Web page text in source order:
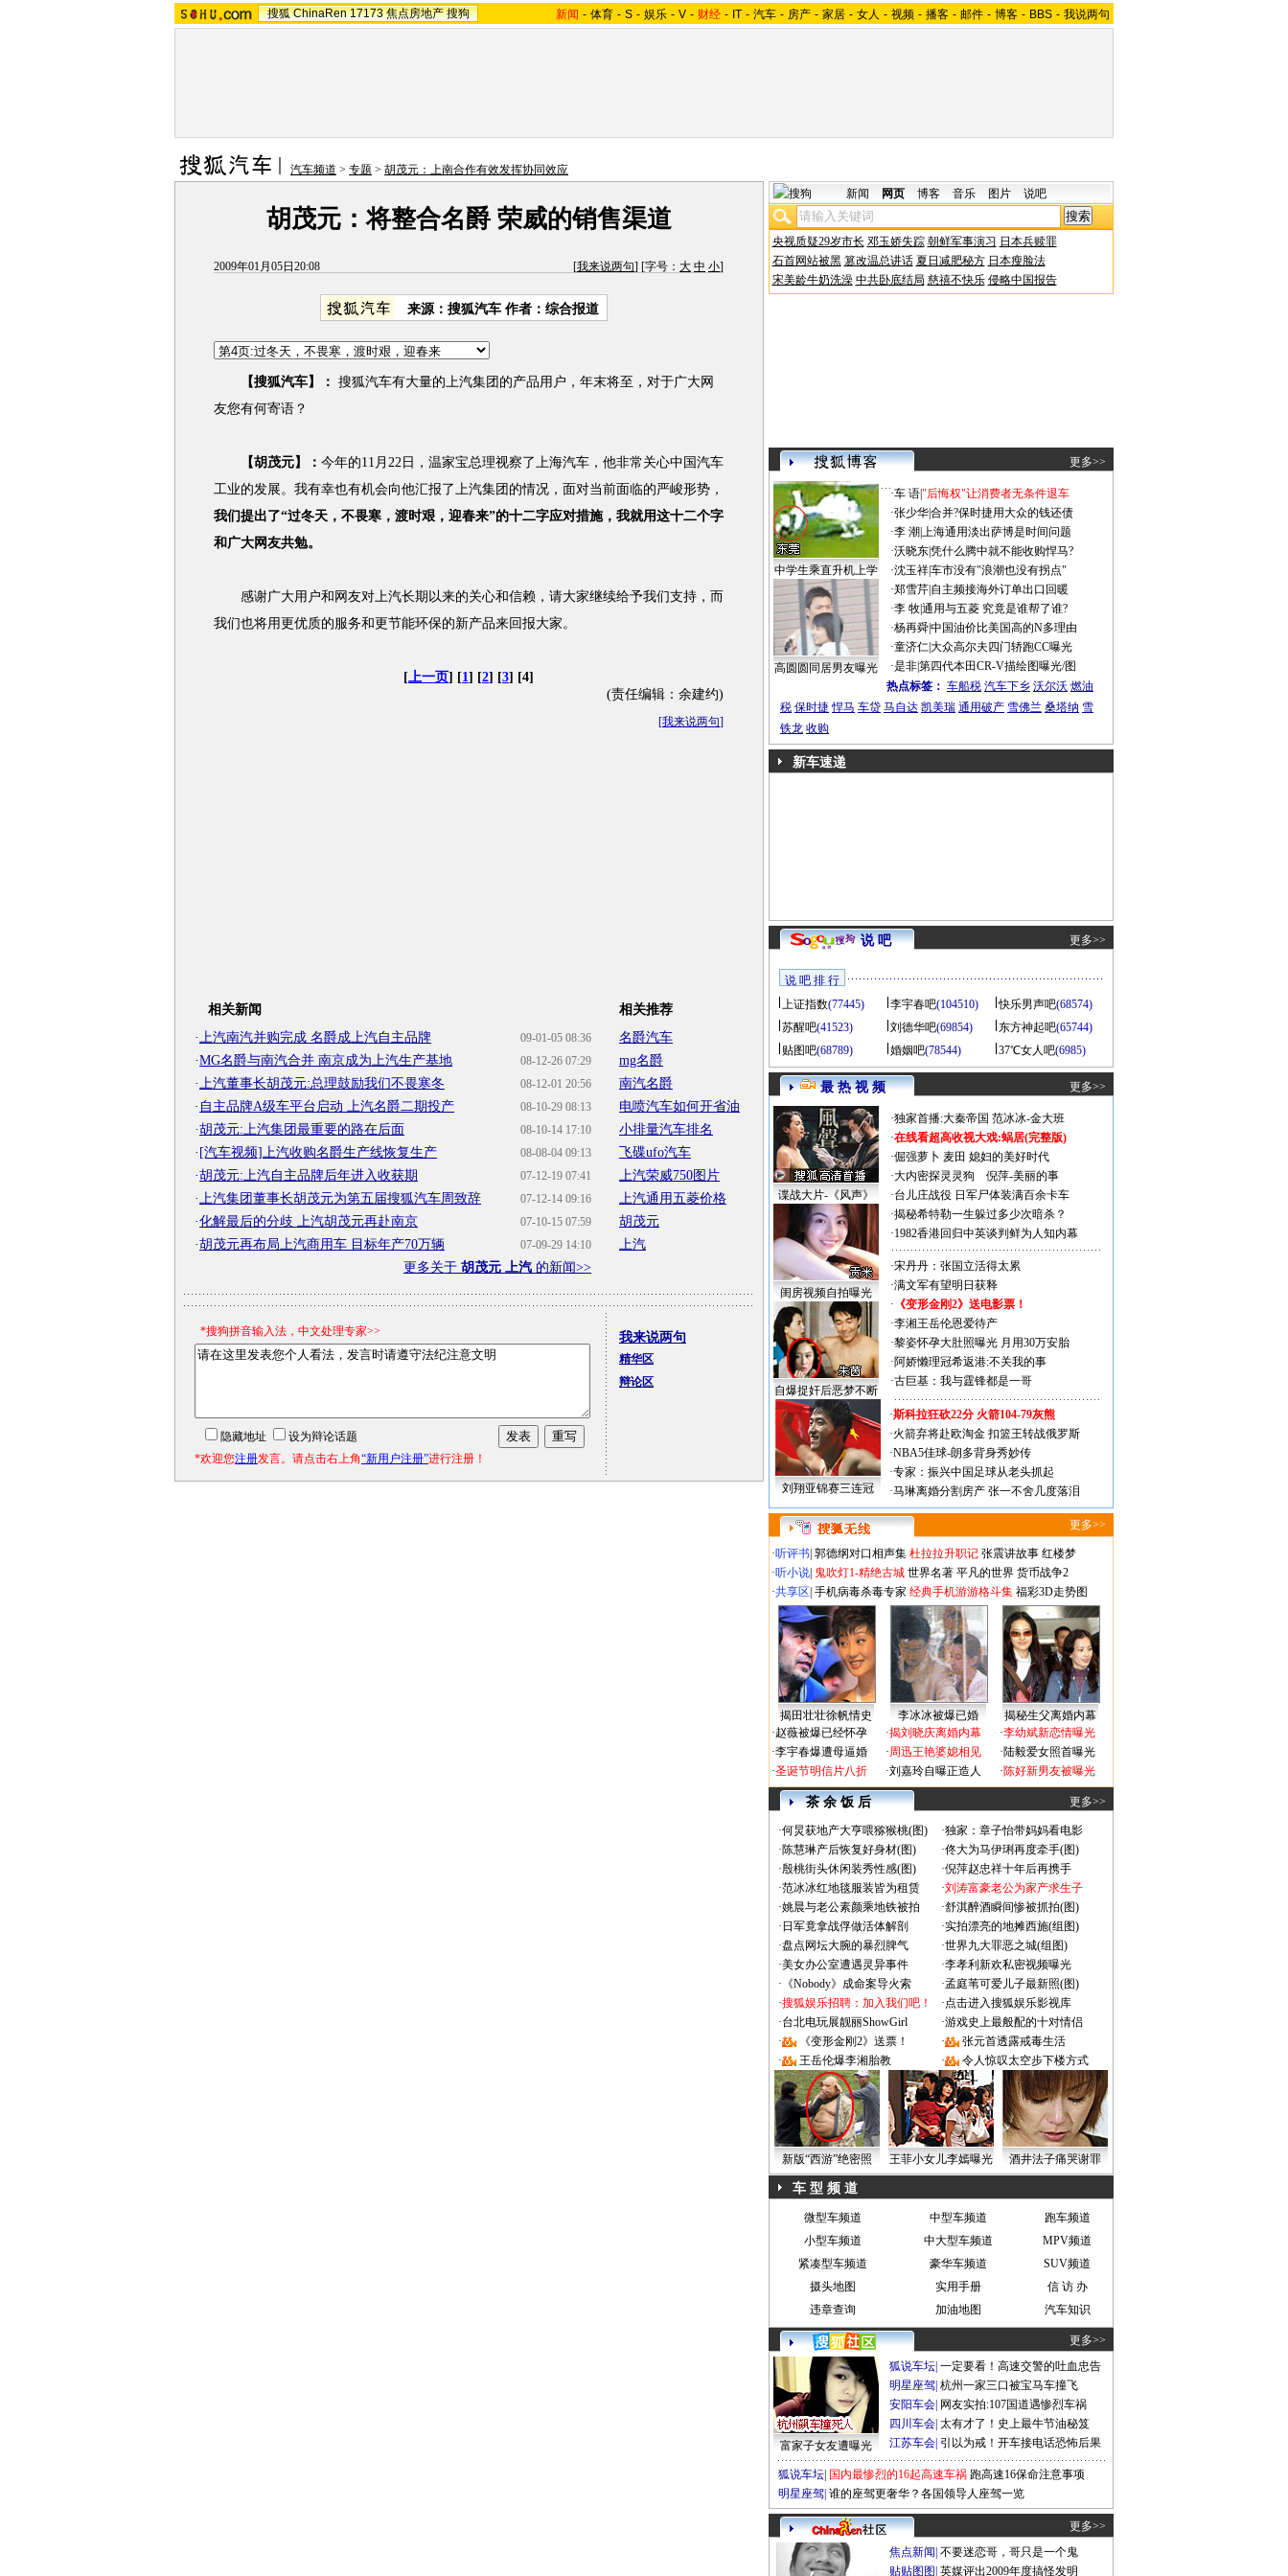
搜狐 ChinaRen 17173 焦点房地产 搜狗 新闻 - 体育 - S - 娱乐 - V - 财经 - IT - 汽车 - 房产 - 家居 - 女人 - 视频 - 播客 - 邮件 - 博客 - BBS - 我说两句
汽车频道 > 专题 > 胡茂元：上南合作有效发挥协同效应
胡茂元：将整合名爵 荣威的销售渠道
2009年01月05日20:08 [我来说两句] [字号： 大 中 小]
来源： 搜狐汽车 作者：综合报道
【搜狐汽车】： 搜狐汽车有大量的上汽集团的产品用户，年末将至，对于广大网
友您有何寄语？
【胡茂元】： 今年的11月22日，温家宝总理视察了上海汽车，他非常关心中国汽车
工业的发展。我有幸也有机会向他汇报了上汽集团的情况，面对当前面临的严峻形势，
我们提出了“过冬天，不畏寒，渡时艰，迎春来”的十二字应对措施，我就用这十二个字
和广大网友共勉。
感谢广大用户和网友对上汽长期以来的关心和信赖，请大家继续给予我们支持，而
我们也将用更优质的服务和更节能环保的新产品来回报大家。
[上一页] [1] [2] [3] [4]
(责任编辑：余建约)
[我来说两句]
相关新闻
09-01-05 08:36
·上汽南汽并购完成 名爵成上汽自主品牌
08-12-26 07:29
·MG名爵与南汽合并 南京成为上汽生产基地
08-12-01 20:56
·上汽董事长胡茂元:总理鼓励我们不畏寒冬
08-10-29 08:13
· 自主品牌A级车平台启动 上汽名爵二期投产
08-10-14 17:10
·胡茂元:上汽集团最重要的路在后面
08-08-04 09:13
· [汽车视频]上汽收购名爵生产线恢复生产
07-12-19 07:41
·胡茂元:上汽自主品牌后年进入收获期
07-12-14 09:16
·上汽集团董事长胡茂元为第五届搜狐汽车周致辞
07-10-15 07:59
·化解最后的分歧 上汽胡茂元再赴南京
07-09-29 14:10
·胡茂元再布局上汽商用车 目标年产70万辆
更多关于 胡茂元 上汽 的新闻>>
相关推荐
名爵汽车
mg名爵
南汽名爵
电喷汽车如何开省油
小排量汽车排名
飞碟ufo汽车
上汽荣威750图片
上汽通用五菱价格
胡茂元
上汽
*搜狗拼音输入法，中文处理专家>>
隐藏地址
设为辩论话题
*欢迎您注册发言。请点击右上角“新用户注册”进行注册！
我来说两句
精华区
辩论区
新闻 网页 博客 音乐 图片 说吧
央视质疑29岁市长 邓玉娇失踪 朝鲜军事演习 日本兵赎罪
石首网站被黑 篡改温总讲话 夏日减肥秘方 日本瘦脸法
宋美龄牛奶洗澡 中共卧底结局 慈禧不快乐 侵略中国报告
更多>>
中学生乘直升机上学
高圆圆同居男友曝光
·车 语|"后悔权"让消费者无条件退车
·张少华|合并?保时捷用大众的钱还债
·李 潮 上海通用淡出萨博是时间问题
·沃晓东|凭什么腾中就不能收购悍马?
·沈玉祥|车市没有"浪潮也没有拐点"
·郑雪芹| 自主频接海外订单出口回暖
·李 牧|通用与五菱 究竟是谁帮了谁?
·杨再舜|中国油价比美国高的N多理由
·童济仁|大众高尔夫四门轿跑CC曝光
·是非|第四代本田CR-V描绘图曝光/图
热点标签： 车船税 汽车下乡 沃尔沃 燃油
税 保时捷 悍马 车贷 马自达 凯美瑞 通用破产 雪佛兰 桑塔纳 雪
铁龙 收购
新车速递
说 吧 更多>>
说 吧 排 行
上证指数(77445) 李宇春吧(104510) 快乐男声吧(68574)
苏醒吧(41523) 刘德华吧(69854) 东方神起吧(65744)
贴图吧(68789) 婚姻吧(78544) 37℃女人吧(6985)
最 热 视 频 更多>>
谍战大片-《风声》
闺房视频自拍曝光
自爆捉奸后恶梦不断
·独家首播:大秦帝国 范冰冰-金大班
·在线看超高收视大戏:蜗居(完整版)
·倔强萝卜 麦田 媳妇的美好时代
·大内密探灵灵狗
倪萍-美丽的事
·台儿庄战役 日军尸体装满百余卡车
·揭秘希特勒一生躲过多少次暗杀？
·1982香港回归中英谈判鲜为人知内幕
·宋丹丹：张国立活得太累
·满文军有望明日获释
· 《变形金刚2》送电影票！
·李湘王岳伦恩爱待产
·黎姿怀孕大肚照曝光 月用30万安胎
·阿娇懒理冠希返港:不关我的事
·古巨基：我与霆锋都是一哥
刘翔亚锦赛三连冠
·斯科拉狂砍22分 火箭104-79灰熊
·火箭弃将赴欧淘金 扣篮王转战俄罗斯
·NBA5佳球-朗多背身秀妙传
·专家：振兴中国足球从老头抓起
·马琳离婚分割房产 张一不舍几度落泪
更多>>
·听评书 郭德纲对口相声集 杜拉拉升职记 张震讲故事 红楼梦
·听小说 鬼吹灯1-精绝古城 世界名著 平凡的世界 货币战争2
·共享区 手机病毒杀毒专家 经典手机游游格斗集 福彩3D走势图
揭田壮壮徐帆情史 李冰冰被爆已婚
揭秘生父离婚内幕
·赵薇被爆已经怀孕
·李宇春爆遭母逼婚
·圣诞节明信片八折
·揭刘晓庆离婚内幕
·周迅王艳婆媳相见
·刘嘉玲自曝正造人
·李幼斌新恋情曝光
·陆毅爱女照首曝光
·陈好新男友被曝光
茶 余 饭 后 更多>>
·何炅获地产大亨喂猕猴桃(图) ·独家：章子怡带妈妈看电影
·陈慧琳产后恢复好身材(图) ·佟大为马伊琍再度牵手(图)
·殷桃街头休闲装秀性感(图) ·倪萍赵忠祥十年后再携手
·范冰冰红地毯服装皆为租赁 ·刘涛富豪老公为家产求生子
·姚晨与老公素颜乘地铁被拍 ·舒淇醉酒瞬间惨被抓拍(图)
· 日军竟拿战俘做活体解剖 ·实拍漂亮的地摊西施(组图)
·盘点网坛大腕的暴烈脾气 ·世界九大罪恶之城(组图)
·美女办公室遭遇灵异事件 ·李孝利新欢私密视频曝光
· 《Nobody》成命案导火索 ·孟庭苇可爱儿子最新照(图)
·搜狐娱乐招聘：加入我们吧！ ·点击进入搜狐娱乐影视库
·台北电玩展靓丽ShowGirl ·游戏史上最般配的十对情侣
·
《变形金刚2》送票！ ·
张元首透露戒毒生活
·
王岳伦爆李湘胎教 · 令人惊叹太空步下楼方式
新版“西游”绝密照 王菲小女儿李嫣曝光 酒井法子痛哭谢罪
车 型 频 道
微型车频道 中型车频道
跑车频道
小型车频道
中大型车频道
MPV频道
紧凑型车频道
豪华车频道
SUV频道
摄头地图
实用手册
信 访 办
违章查询
加油地图 汽车知识
更多>>
富家子女友遭曝光
狐说车坛 一定要看！高速交警的吐血忠告
明星座驾 杭州一家三口被宝马车撞飞
安阳车会 网友实拍:107国道遇惨烈车祸
四川车会 太有才了！史上最牛节油秘笈
江苏车会 引以为戒！开车接电话恐怖后果
狐说车坛 国内最惨烈的16起高速车祸 跑高速16保命注意事项
明星座驾 谁的座驾更奢华？各国领导人座驾一览
更多>>
焦点新闻 不要迷恋哥，哥只是一个鬼
贴贴图图 英媒评出2009年度搞怪发明